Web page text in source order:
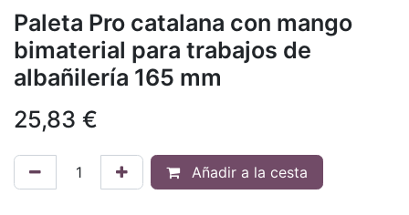
Paleta Pro catalana con mango
bimaterial para trabajos de
albañilería 165 mm
25,83 €
Añadir a la cesta